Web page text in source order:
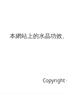
本網站上的水晶功效
Copyright